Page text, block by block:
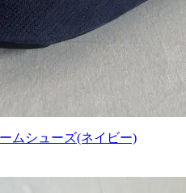
ムシューズ(ネイビー)